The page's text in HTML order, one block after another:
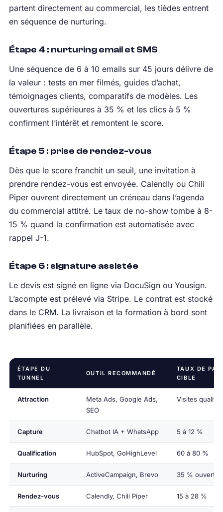
partent directement au commercial, les tièdes entrent
en séquence de nurturing.
Étape 4 : nurturing email et SMS
Une séquence de 6 à 10 emails sur 45 jours délivre de
la valeur : tests en mer filmés, guides d’achat,
témoignages clients, comparatifs de modèles. Les
ouvertures supérieures à 35 % et les clics à 5 %
confirment l’intérêt et remontent le score.
Étape 5 : prise de rendez-vous
Dès que le score franchit un seuil, une invitation à
prendre rendez-vous est envoyée. Calendly ou Chili
Piper ouvrent directement un créneau dans l’agenda
du commercial attitré. Le taux de no-show tombe à 8-
15 % quand la confirmation est automatisée avec
rappel J-1.
Étape 6 : signature assistée
Le devis est signé en ligne via DocuSign ou Yousign.
L’acompte est prélevé via Stripe. Le contrat est stocké
dans le CRM. La livraison et la formation à bord sont
planifiées en parallèle.
ÉTAPE DU
TUNNEL
OUTIL RECOMMANDÉ
TAUX DE
CIBLE
Attraction
Meta Ads, Google Ads,
SEO
Visites
Capture Chatbot IA + WhatsApp 5 à 12 %
Qualification HubSpot, GoHighLevel 60 à 80 %
Nurturing ActiveCampaign, Brevo 35 %
Rendez-vous Calendly, Chili Piper 15 à 28 %